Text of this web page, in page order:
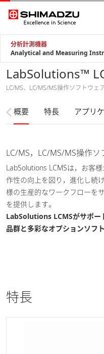
分析計測機器
Analytical and Measuring
LabSolutions™
LC/MS、LC/MS/MS操作ソフトウェ
概要 特長 アプリ
LC/MS，LC/MS/MS操作
LabSolutions LCMSは，お客
作性の向上を図り，進化し続
様の生産的なワークフローを
を提供します。
LabSolutions LCMSがサポー
品群と多彩なオプションソフ
特長